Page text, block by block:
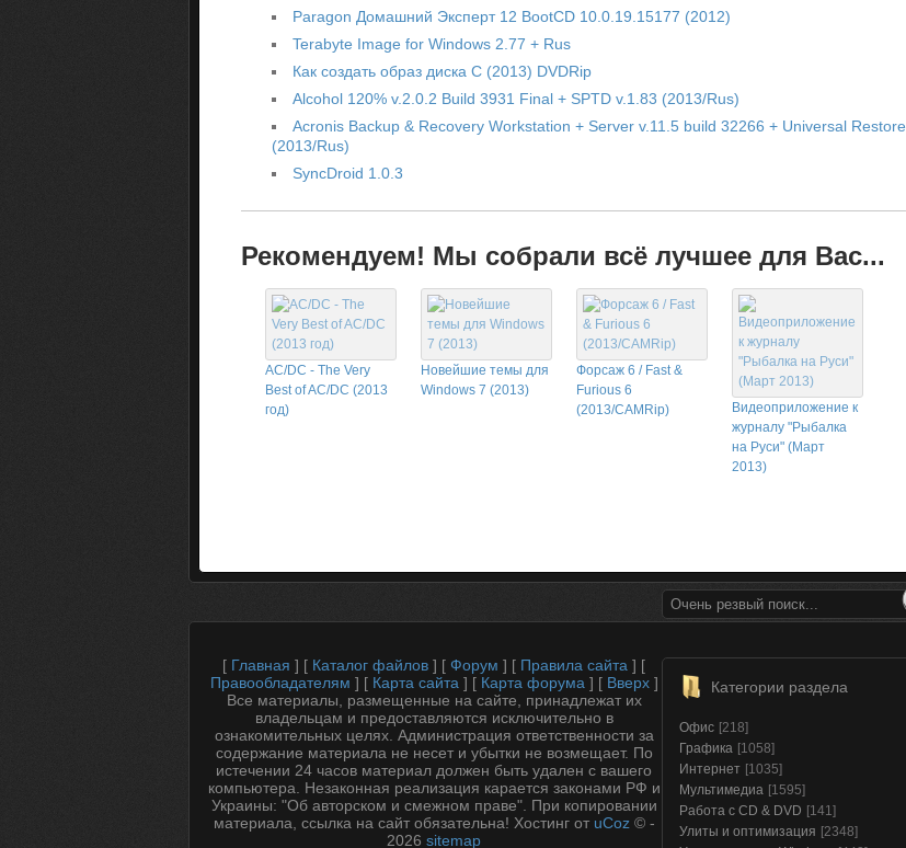
Paragon Домашний Эксперт 12 BootCD 10.0.19.15177 (2012)
Terabyte Image for Windows 2.77 + Rus
Как создать образ диска С (2013) DVDRip
Alcohol 120% v.2.0.2 Build 3931 Final + SPTD v.1.83 (2013/Rus)
Acronis Backup & Recovery Workstation + Server v.11.5 build 32266 + Universal Restore
(2013/Rus)
SyncDroid 1.0.3
Рекомендуем! Мы собрали всё лучшее для Вас...
AC/DC - The Very
Best of AC/DC (2013
год)
Новейшие темы для
Windows 7 (2013)
Форсаж 6 / Fast &
Furious 6
(2013/CAMRip)
Видеоприложение к
журналу "Рыбалка
на Руси" (Март
2013)
Категории раздела
Офис [218]
Графика [1058]
Интернет [1035]
Мультимедиа [1595]
Работа с CD & DVD [141]
Улиты и оптимизация [2348]
[ Главная ] [ Каталог файлов ] [ Форум ] [ Правила сайта ] [
Правообладателям ] [ Карта сайта] [ Карта форума] [ Вверх]
Все материалы, размещенные на сайте, принадлежат их
владельцам и предоставляются исключительно в
ознакомительных целях. Администрация ответственности за
содержание материала не несет и убытки не возмещает. По
истечении 24 часов материал должен быть удален с вашего
компьютера. Незаконная реализация карается законами РФ и
Украины: "Об авторском и смежном праве". При копировании
материала, ссылка на сайт обязательна! Хостинг от uCoz© -
2026 sitemap